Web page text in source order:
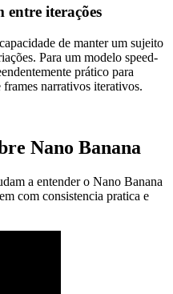
entre iterações
de manter um sujeito
Para um modelo speed-
prático para
frames narrativos iterativos.
Nano Banana
a entender o Nano Banana
com consistencia pratica e